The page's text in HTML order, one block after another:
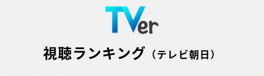
視聴ランキング （テレビ朝日）